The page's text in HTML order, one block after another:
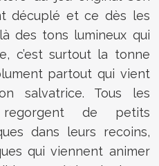
décuplé et ce dès les
des tons lumineux qui
c’est surtout la tonne
partout qui vient
salvatrice. Tous les
regorgent de petits
dans leurs recoins,
qui viennent animer